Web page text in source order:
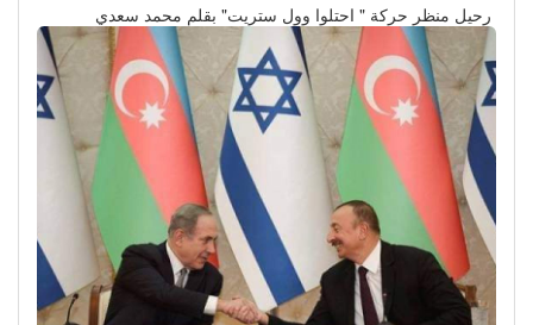
رحيل منظر حركة " احتلوا وول ستريت" بقلم محمد سعدي